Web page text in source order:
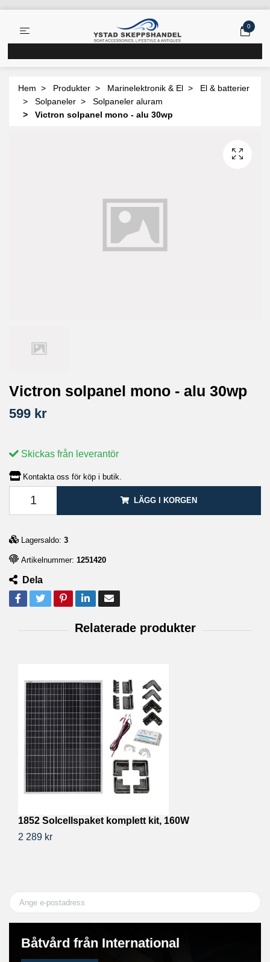
0
Båtvård från International
Hem Produkter Marinelektronik & El
El & batterier
Solpaneler
Solpaneler aluram
Victron solpanel mono - alu 30wp
Victron solpanel mono - alu 30wp
599 kr
Skickas från leverantör
Kontakta oss för köp i butik.
LÄGG I KORGEN
Lagersaldo: 3
Artikelnummer: 1251420
Dela
1852 Solcellspaket komplett kit, 160W
2 289 kr